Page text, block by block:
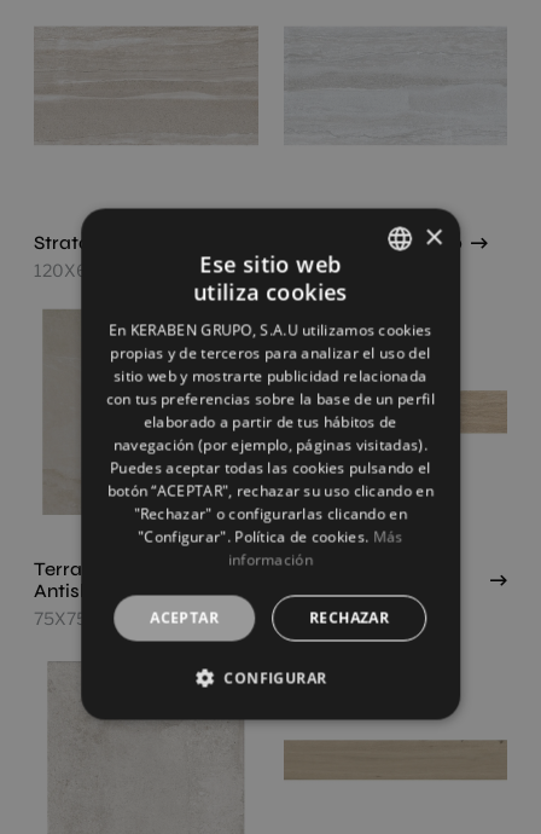
Strata Beige Antislip
120X60
Strata Light Antislip
120X60
Terranova Crema
Antislip
75X75
Wewood Roble
Antislip
150X24,8
ENGLISH
FRENCH
GERMAN
×
Ese sitio web
utiliza cookies
En KERABEN GRUPO, S.A.U utilizamos cookies
propias y de terceros para analizar el uso del
sitio web y mostrarte publicidad relacionada
con tus preferencias sobre la base de un perfil
elaborado a partir de tus hábitos de
navegación (por ejemplo, páginas visitadas).
Puedes aceptar todas las cookies pulsando el
botón “ACEPTAR", rechazar su uso clicando en
"Rechazar" o configurarlas clicando en
"Configurar". Política de cookies. Más
información
ACEPTAR RECHAZAR
CONFIGURAR